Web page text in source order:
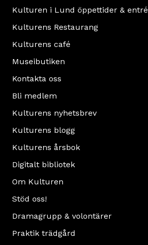
ingång
på
sidorna
mittpartiet.
Läs
mer
huset
Kulturen i Lund öppettider & entré
Kulturens Restaurang
Kulturens café
Museibutiken
Kontakta oss
Bli medlem
Kulturens nyhetsbrev
Kulturens blogg
Kulturens årsbok
Digitalt bibliotek
Om Kulturen
Stöd oss!
Dramagrupp & volontärer
Praktik trädgård